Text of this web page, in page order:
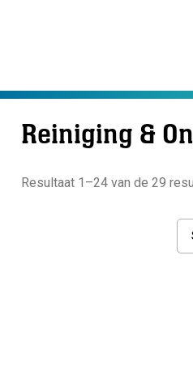
Reiniging &
Resultaat 1–24 van de 29